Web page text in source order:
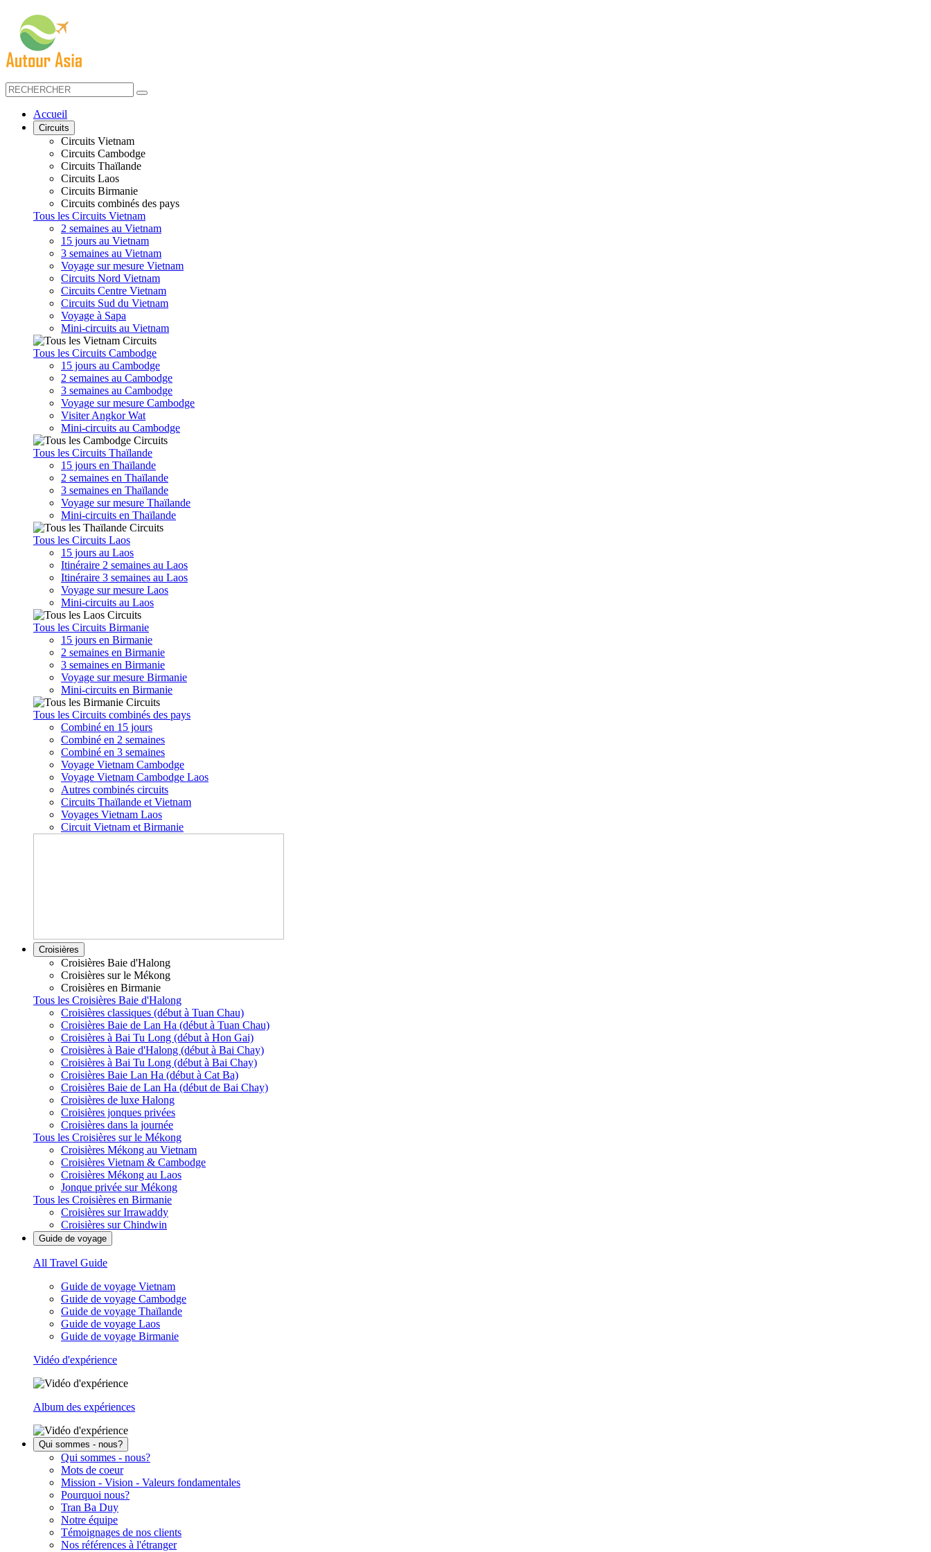
Accueil
Circuits
Circuits Vietnam
Circuits Cambodge
Circuits Thaïlande
Circuits Laos
Circuits Birmanie
Circuits combinés des pays
Tous les Circuits Vietnam
2 semaines au Vietnam
15 jours au Vietnam
3 semaines au Vietnam
Voyage sur mesure Vietnam
Circuits Nord Vietnam
Circuits Centre Vietnam
Circuits Sud du Vietnam
Voyage à Sapa
Mini-circuits au Vietnam
Tous les Circuits Cambodge
15 jours au Cambodge
2 semaines au Cambodge
3 semaines au Cambodge
Voyage sur mesure Cambodge
Visiter Angkor Wat
Mini-circuits au Cambodge
Tous les Circuits Thaïlande
15 jours en Thaïlande
2 semaines en Thaïlande
3 semaines en Thaïlande
Voyage sur mesure Thaïlande
Mini-circuits en Thaïlande
Tous les Circuits Laos
15 jours au Laos
Itinéraire 2 semaines au Laos
Itinéraire 3 semaines au Laos
Voyage sur mesure Laos
Mini-circuits au Laos
Tous les Circuits Birmanie
15 jours en Birmanie
2 semaines en Birmanie
3 semaines en Birmanie
Voyage sur mesure Birmanie
Mini-circuits en Birmanie
Tous les Circuits combinés des pays
Combiné en 15 jours
Combiné en 2 semaines
Combiné en 3 semaines
Voyage Vietnam Cambodge
Voyage Vietnam Cambodge Laos
Autres combinés circuits
Circuits Thaïlande et Vietnam
Voyages Vietnam Laos
Circuit Vietnam et Birmanie
Croisières
Croisières Baie d'Halong
Croisières sur le Mékong
Croisières en Birmanie
Tous les Croisières Baie d'Halong
Croisières classiques (début à Tuan Chau)
Croisières Baie de Lan Ha (début à Tuan Chau)
Croisières à Bai Tu Long (début à Hon Gai)
Croisières à Baie d'Halong (début à Bai Chay)
Croisières à Bai Tu Long (début à Bai Chay)
Croisières Baie Lan Ha (début à Cat Ba)
Croisières Baie de Lan Ha (début de Bai Chay)
Croisières de luxe Halong
Croisières jonques privées
Croisières dans la journée
Tous les Croisières sur le Mékong
Croisières Mékong au Vietnam
Croisières Vietnam & Cambodge
Croisières Mékong au Laos
Jonque privée sur Mékong
Tous les Croisières en Birmanie
Croisières sur Irrawaddy
Croisières sur Chindwin
Guide de voyage
All Travel Guide
Guide de voyage Vietnam
Guide de voyage Cambodge
Guide de voyage Thaïlande
Guide de voyage Laos
Guide de voyage Birmanie
Vidéo d'expérience
Album des expériences
Qui sommes - nous?
Qui sommes - nous?
Mots de coeur
Mission - Vision - Valeurs fondamentales
Pourquoi nous?
Tran Ba Duy
Notre équipe
Témoignages de nos clients
Nos références à l'étranger